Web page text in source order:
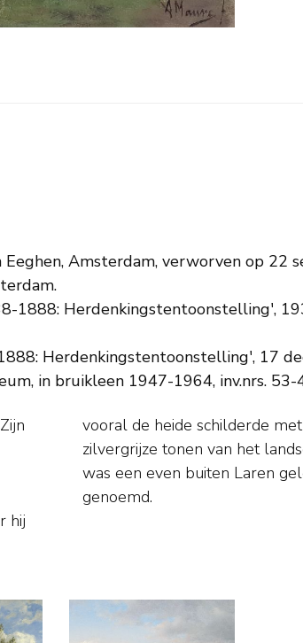
Amsterdam, verworven op 22
1888: Herdenkingstentoonstelling',
Herdenkingstentoonstelling', 17
in bruikleen 1947-1964, inv.nrs.
hij
de
genoemd.